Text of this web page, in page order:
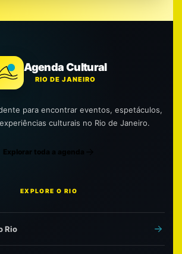
Agenda Cultural
RIO DE JANEIRO
para encontrar eventos, espetáculos,
culturais no Rio de Janeiro.
Explorar toda a agenda
EXPLORE O RIO
Rio